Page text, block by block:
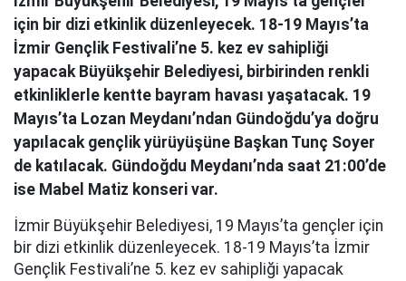
için bir dizi etkinlik düzenleyecek. 18-19 Mayıs’ta
İzmir Gençlik Festivali’ne 5. kez ev sahipliği
yapacak Büyükşehir Belediyesi, birbirinden renkli
etkinliklerle kentte bayram havası yaşatacak. 19
Mayıs’ta Lozan Meydanı’ndan Gündoğdu’ya doğru
yapılacak gençlik yürüyüşüne Başkan Tunç Soyer
de katılacak. Gündoğdu Meydanı’nda saat 21:00’de
ise Mabel Matiz konseri var.
İzmir Büyükşehir Belediyesi, 19 Mayıs’ta gençler için
bir dizi etkinlik düzenleyecek. 18-19 Mayıs’ta İzmir
Gençlik Festivali’ne 5. kez ev sahipliği yapacak